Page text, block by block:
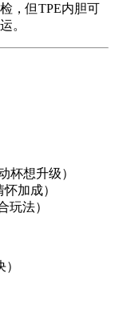
，但TPE内胆可
。
杯想升级）
加成）
玩法）